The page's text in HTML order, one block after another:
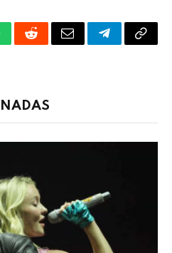
RedditCorreoTelegrama